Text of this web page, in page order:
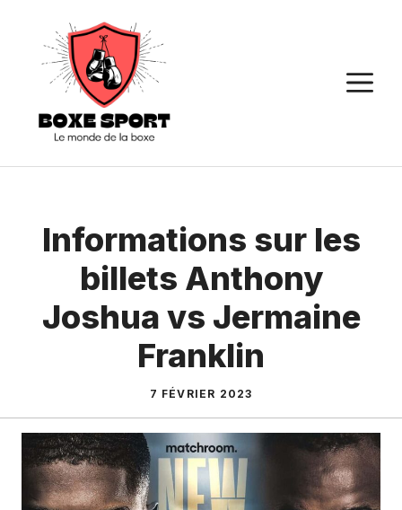
contenu
Informations sur les
billets Anthony
Joshua vs Jermaine
Franklin
7 FÉVRIER 2023